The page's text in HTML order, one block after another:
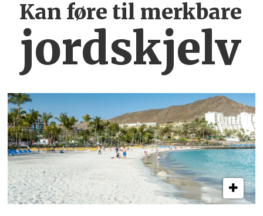
Kan føre til merkbare
jordskjelv